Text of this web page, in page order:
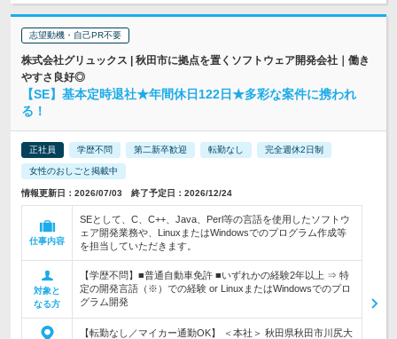
志望動機・自己PR不要
株式会社グリュックス | 秋田市に拠点を置くソフトウェア開発会社｜働き
やすさ良好◎
【SE】基本定時退社★年間休日122日★多彩な案件に携われ
る！
正社員 学歴不問 第二新卒歓迎 転勤なし 完全週休2日制
女性のおしごと掲載中
情報更新日：2026/07/03 終了予定日：2026/12/24
仕事内容
SEとして、C、C++、Java、Perl等の言語を使用したソフトウ
ェア開発業務や、LinuxまたはWindowsでのプログラム作成等
を担当していただきます。
対象と
なる方
【学歴不問】■普通自動車免許 ■いずれかの経験2年以上 ⇒ 特
定の開発言語（※）での経験 or LinuxまたはWindowsでのプロ
グラム開発
【転勤なし／マイカー通勤OK】 ＜本社＞ 秋田県秋田市川尻大